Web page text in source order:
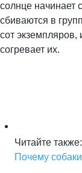
солнце начинает
сбиваются в
сот экземпляров,
согревает их.
Читайте также:
Почему